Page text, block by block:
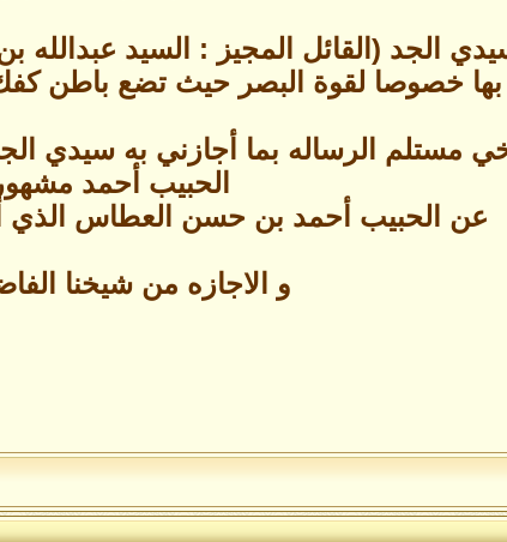
الجد (القائل المجيز : السيد
بها خصوصا لقوة البصر حيث تضع باطن كفك
مستلم الرساله بما أجازني به سيدي
الحبيب أحمد
عن الحبيب أحمد بن حسن العطاس الذي
و الاجازه من شيخنا